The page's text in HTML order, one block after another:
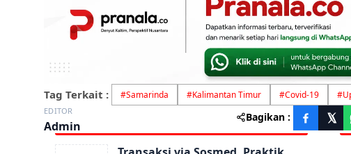
Tag Terkait : #Samarinda #Kalimantan Timur #Covid-19 #
EDITOR
Admin
Bagikan :